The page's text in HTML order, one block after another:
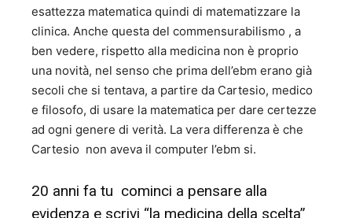
esattezza matematica quindi di matematizzare la
clinica. Anche questa del commensurabilismo , a
ben vedere, rispetto alla medicina non è proprio
una novità, nel senso che prima dell’ebm erano già
secoli che si tentava, a partire da Cartesio, medico
e filosofo, di usare la matematica per dare certezze
ad ogni genere di verità. La vera differenza è che
Cartesio non aveva il computer l’ebm si.
20 anni fa tu cominci a pensare alla
evidenza e scrivi “la medicina della scelta”